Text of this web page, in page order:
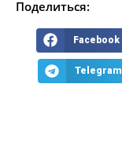
Поделиться:
Facebook
Telegram